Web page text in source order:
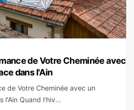
de Votre Cheminée avec
dans l'Ain
de Votre Cheminée avec un
l'Ain Quand l’hiv...